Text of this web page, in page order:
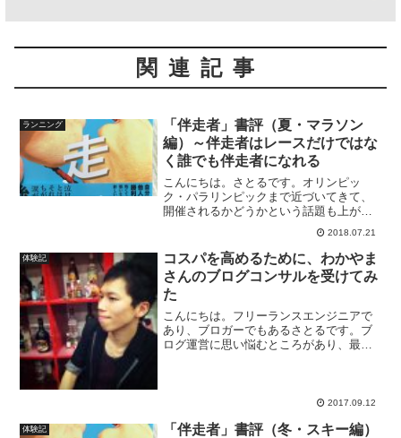
関連記事
ランニング
「伴走者」書評（夏・マラソン
編）～伴走者はレースだけではな
く誰でも伴走者になれる
こんにちは。さとるです。オリンピッ
ク・パラリンピックまで近づいてきて、
開催されるかどうかという話題も上がっ
てきています。つい1週間ほど前ですが、
BS-TBSでドラマとして「伴走者」もオン
エアされました。BS-TBS 20周年記念ド
ラマ 伴走...
2018.07.21
体験記
コスパを高めるために、わかやま
さんのブログコンサルを受けてみ
た
こんにちは。フリーランスエンジニアで
あり、ブロガーでもあるさとるです。ブ
ログ運営に思い悩むところがあり、最
ちに迷子になってしまった感... 2017.09.12
体験記
「伴走者」書評（冬・スキー編）